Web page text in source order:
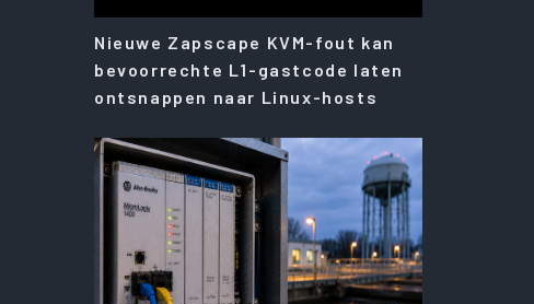
Nieuwe Zapscape KVM-fout kan
bevoorrechte L1-gastcode laten
ontsnappen naar Linux-hosts